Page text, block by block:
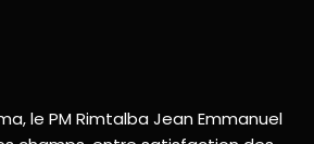
le PM Rimtalba Jean Emmanuel